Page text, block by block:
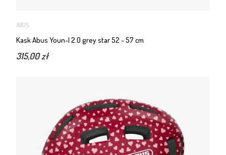
ABUS
Kask Abus Youn-I 2.0 grey star 52 - 57 cm
315,00 zł